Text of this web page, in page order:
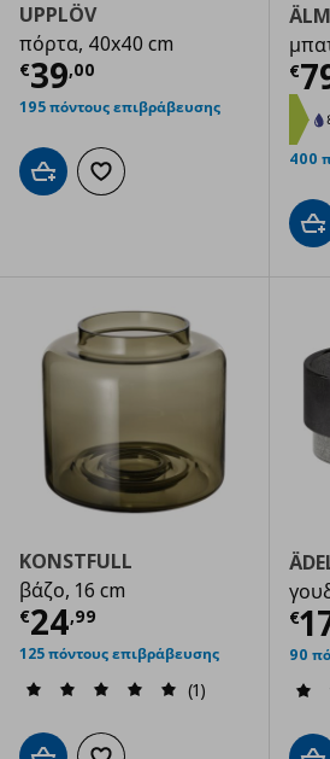
UPPLÖV
πόρτα, 40x40 cm
€39,00
Τρέχουσα τιμή €
195 πόντους επιβράβευσης
Προσθήκη στο καλάθι
Προσθήκη στα αγαπημένα
€
400
KONSTFULL
βάζο, 16 cm
€24,99
Τρέχουσα τιμή €
125 πόντους επιβράβευσης
(1)
€
90